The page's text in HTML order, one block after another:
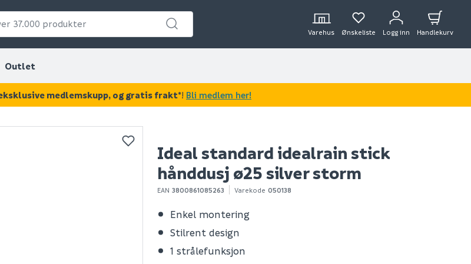
Varehus Ønskeliste Logg inn Handlekurv
Outlet
VÆRE AV INTERESSE?
Ideal standard idealrain stick
hånddusj ø25 silver storm
EAN 3800861085263 Varekode 050138
Enkel montering
Stilrent design
1 strålefunksjon
medlemskupp, og gratis frakt*! Bli medlem her!